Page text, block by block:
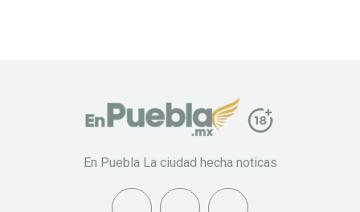
En Puebla La ciudad hecha noticas